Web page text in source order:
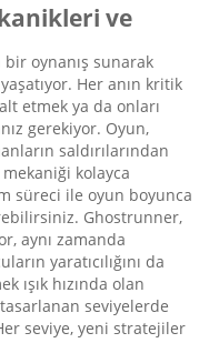
ve
oynanış sunarak
Her anın kritik
etmek ya da onları
gerekiyor. Oyun,
saldırılarından
kolayca
süreci ile oyun boyunca
Ghostrunner,
aynı zamanda
yaratıcılığını da
ışık hızında olan
seviyelerde
seviye, yeni stratejiler